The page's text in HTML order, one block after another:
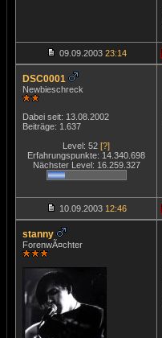
09.09.2003 23:14
DSC0001
Newbieschreck
Dabei seit: 13.08.2002
Beiträge: 1.637
Level: 52 [?]
Erfahrungspunkte: 14.340.698
Nächster Level: 16.259.327
10.09.2003 12:46
stanny
ForenwÃ¤chter